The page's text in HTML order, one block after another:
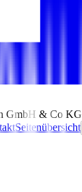
GmbH & Co KG
Seitenübersicht